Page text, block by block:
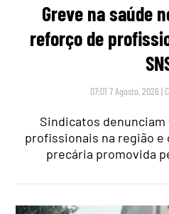
Greve na saúde
reforço de
07:01 7 Agosto, 2026 |
Sindicatos
profissionais na região
precária promovida